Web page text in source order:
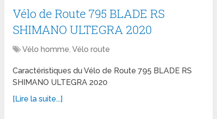
Vélo de Route 795 BLADE RS
SHIMANO ULTEGRA 2020
Vélo homme,Vélo route
Caractéristiques du Vélo de Route 795 BLADE RS
SHIMANO ULTEGRA 2020
[Lire la suite...]